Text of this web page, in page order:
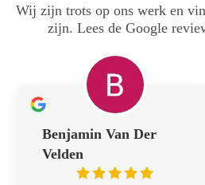
Wij zijn trots op ons werk en
zijn. Lees de Google
Benjamin Van Der
Velden